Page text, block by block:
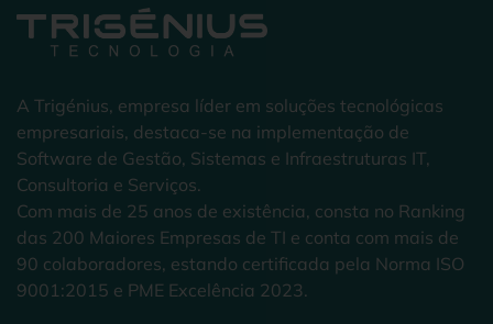
A Trigénius, empresa líder em soluções tecnológicas
empresariais, destaca-se na implementação de
Software de Gestão, Sistemas e Infraestruturas IT,
Consultoria e Serviços.
Com mais de 25 anos de existência, consta no Ranking
das 200 Maiores Empresas de TI e conta com mais de
90 colaboradores, estando certificada pela Norma ISO
9001:2015 e PME Excelência 2023.